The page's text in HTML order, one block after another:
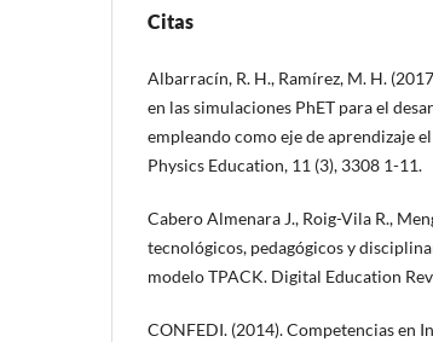
Citas
Albarracín, R. H., Ramírez, M. H.
en las simulaciones PhET para el
empleando como eje de aprendizaje
Physics Education, 11 (3), 3308 1-11.
Cabero Almenara J., Roig-Vila R.,
tecnológicos, pedagógicos y
modelo TPACK. Digital Education
CONFEDI. (2014). Competencias en